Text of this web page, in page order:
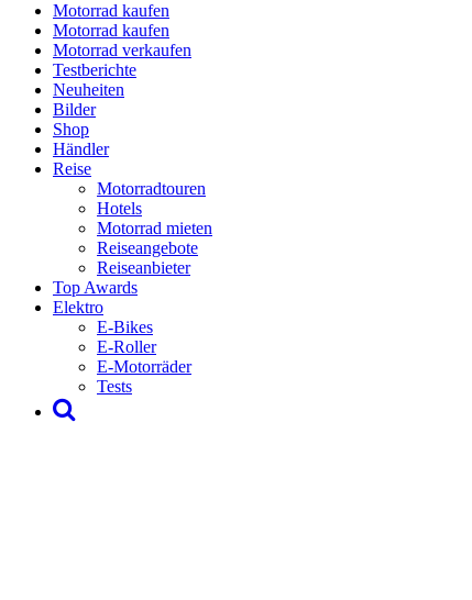
Motorrad kaufen
Motorrad kaufen
Motorrad verkaufen
Testberichte
Neuheiten
Bilder
Shop
Händler
Reise
Motorradtouren
Hotels
Motorrad mieten
Reiseangebote
Reiseanbieter
Top Awards
Elektro
E-Bikes
E-Roller
E-Motorräder
Tests